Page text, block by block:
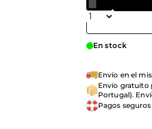
Cantidad
En stock
Envío en el
Envío gratuito
Portugal).
Pagos seguros